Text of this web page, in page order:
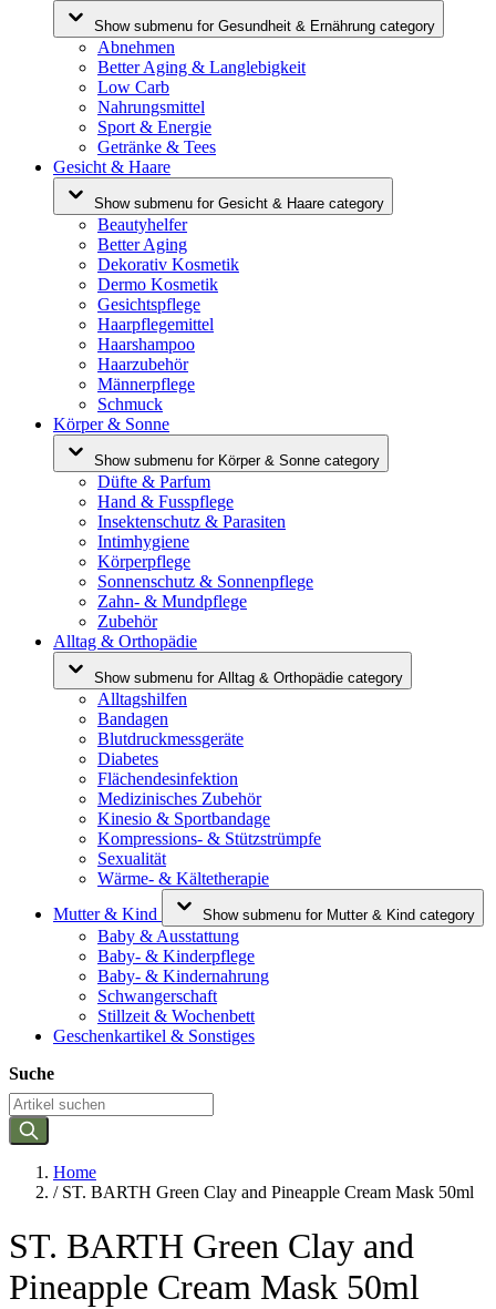
Show submenu for Gesundheit & Ernährung category
Abnehmen
Better Aging & Langlebigkeit
Low Carb
Nahrungsmittel
Sport & Energie
Getränke & Tees
Gesicht & Haare
Show submenu for Gesicht & Haare category
Beautyhelfer
Better Aging
Dekorativ Kosmetik
Dermo Kosmetik
Gesichtspflege
Haarpflegemittel
Haarshampoo
Haarzubehör
Männerpflege
Schmuck
Körper & Sonne
Show submenu for Körper & Sonne category
Düfte & Parfum
Hand & Fusspflege
Insektenschutz & Parasiten
Intimhygiene
Körperpflege
Sonnenschutz & Sonnenpflege
Zahn- & Mundpflege
Zubehör
Alltag & Orthopädie
Show submenu for Alltag & Orthopädie category
Alltagshilfen
Bandagen
Blutdruckmessgeräte
Diabetes
Flächendesinfektion
Medizinisches Zubehör
Kinesio & Sportbandage
Kompressions- & Stützstrümpfe
Sexualität
Wärme- & Kältetherapie
Mutter & Kind
Show submenu for Mutter & Kind category
Baby & Ausstattung
Baby- & Kinderpflege
Baby- & Kindernahrung
Schwangerschaft
Stillzeit & Wochenbett
Geschenkartikel & Sonstiges
Suche
Home
/ ST. BARTH Green Clay and Pineapple Cream Mask 50ml
ST. BARTH Green Clay and
Pineapple Cream Mask 50ml